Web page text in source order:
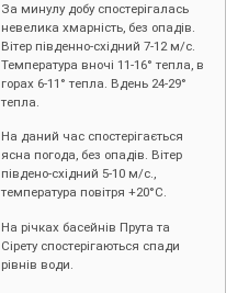
За минулу добу спостерігалась
невелика хмарність, без опадів.
Вітер південно-східний 7-12 м/с.
Температура вночі 11-16° тепла, в
горах 6-11° тепла. Вдень 24-29°
тепла.
На даний час спостерігається
ясна погода, без опадів. Вітер
південо-східний 5-10 м/с.,
температура повітря +20°С.
На річках басейнів Прута та
Сірету спостерігаються спади
рівнів води.